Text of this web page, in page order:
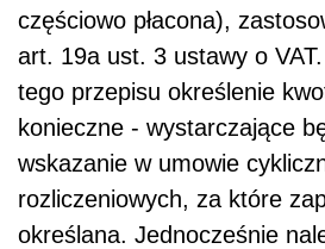
częściowo płacona),
art. 19a ust. 3 ustawy o
tego przepisu określenie
konieczne - wystarczające
wskazanie w umowie
rozliczeniowych, za które
określana. Jednocześnie